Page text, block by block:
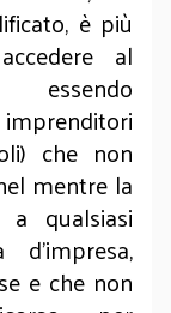
è più
al
che non
mentre la
qualsiasi
e che non